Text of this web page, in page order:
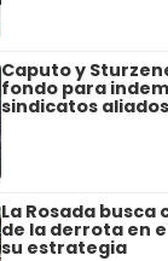
Caputo y
fondo para
sindicatos aliados
La Rosada busca
de la derrota en
su estrategia